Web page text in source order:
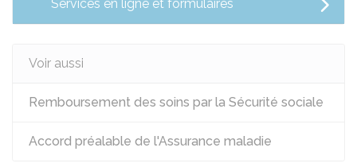
Services en ligne et formulaires
Voir aussi
Remboursement des soins par la Sécurité sociale
Accord préalable de l'Assurance maladie